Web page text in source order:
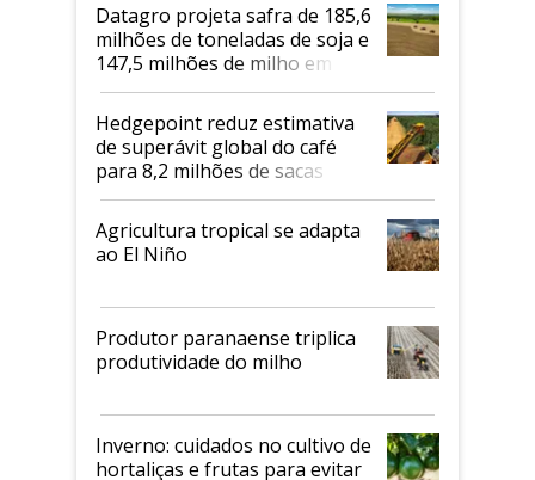
Datagro projeta safra de 185,6
milhões de toneladas de soja e
147,5 milhões de milho em
2026/27
Hedgepoint reduz estimativa
de superávit global do café
para 8,2 milhões de sacas
Agricultura tropical se adapta
ao El Niño
Produtor paranaense triplica
produtividade do milho
Inverno: cuidados no cultivo de
hortaliças e frutas para evitar